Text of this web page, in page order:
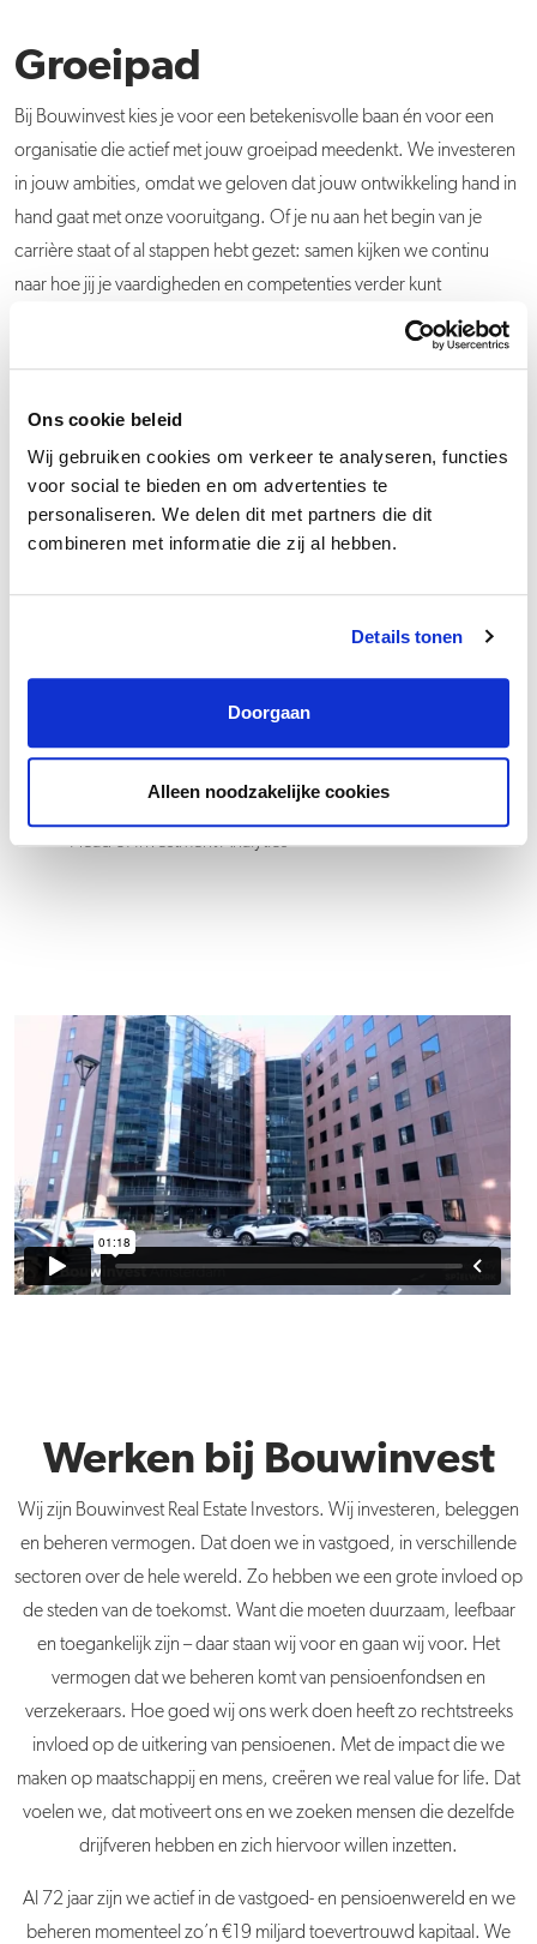
Ons cookie beleid
Wij gebruiken cookies om verkeer te analyseren, functies
voor social te bieden en om advertenties te
personaliseren. We delen dit met partners die dit
combineren met informatie die zij al hebben.
Details tonen
Doorgaan
Alleen noodzakelijke cookies
Groeipad
Bij Bouwinvest kies je voor een betekenisvolle baan én voor een
organisatie die actief met jouw groeipad meedenkt. We investeren
in jouw ambities, omdat we geloven dat jouw ontwikkeling hand in
hand gaat met onze vooruitgang. Of je nu aan het begin van je
carrière staat of al stappen hebt gezet: samen kijken we continu
naar hoe jij je vaardigheden en competenties verder kunt
versterken. We vinden het belangrijk dat je je bij ons welkom voelt.
We zoeken mensen met dezelfde drijfveren, maar met zoveel
diversiteit maakt ons sterker. Je kunt rekenen op aantrekkelijke
arbeidsvoorwaarden die bijdragen aan een gezonde werk-
privébalans, financiële zekerheid én ruimte om te groeien. Denk
aan hybride werken, een goed pensioen, een ontwikkelbudget en
volop kansen voor training, opleiding en learning on the job. Bij
Head of Investment Analytics
Werken bij Bouwinvest
Wij zijn Bouwinvest Real Estate Investors. Wij investeren, beleggen
en beheren vermogen. Dat doen we in vastgoed, in verschillende
sectoren over de hele wereld. Zo hebben we een grote invloed op
de steden van de toekomst. Want die moeten duurzaam, leefbaar
en toegankelijk zijn – daar staan wij voor en gaan wij voor. Het
vermogen dat we beheren komt van pensioenfondsen en
verzekeraars. Hoe goed wij ons werk doen heeft zo rechtstreeks
invloed op de uitkering van pensioenen. Met de impact die we
maken op maatschappij en mens, creëren we real value for life. Dat
voelen we, dat motiveert ons en we zoeken mensen die dezelfde
drijfveren hebben en zich hiervoor willen inzetten.
Al 72 jaar zijn we actief in de vastgoed- en pensioenwereld en we
beheren momenteel zo’n €19 miljard toevertrouwd kapitaal. We